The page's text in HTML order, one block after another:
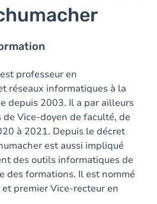
professeur en
réseaux informatiques à la
depuis 2003. Il a par ailleurs
Vice‐doyen de faculté, de
à 2021. Depuis le décret
est aussi impliqué
des outils informatiques de
des formations. Il est nommé
premier Vice-recteur en